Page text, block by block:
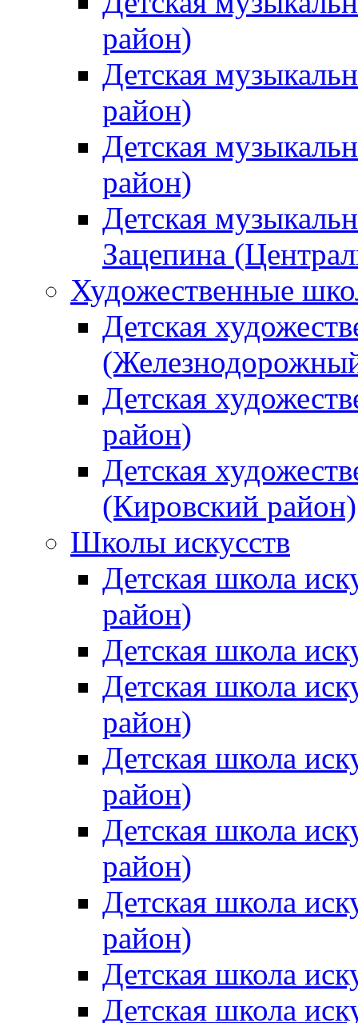
район)
Детская
район)
Детская
район)
Детская
Зацепина
Художественные
Детская
Детская
район)
Детская
(Кировский район)
Школы искусств
Детская школа
район)
Детская школа
Детская школа
район)
Детская школа
район)
Детская школа
район)
Детская школа
район)
Детская школа
Детская школа